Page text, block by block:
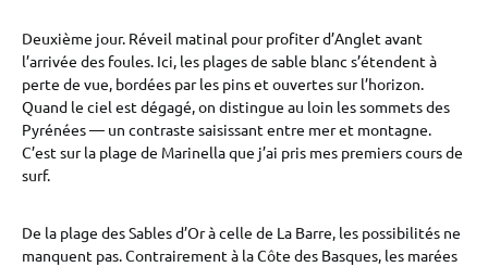
Deuxième jour. Réveil matinal pour profiter d’Anglet avant
l’arrivée des foules. Ici, les plages de sable blanc s’étendent à
perte de vue, bordées par les pins et ouvertes sur l’horizon.
Quand le ciel est dégagé, on distingue au loin les sommets des
Pyrénées — un contraste saisissant entre mer et montagne.
C’est sur la plage de Marinella que j’ai pris mes premiers cours de
surf.
De la plage des Sables d’Or à celle de La Barre, les possibilités ne
manquent pas. Contrairement à la Côte des Basques, les marées